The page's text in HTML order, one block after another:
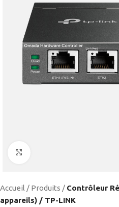
Accueil / Produits / Contrôleur
appareils) / TP-LINK